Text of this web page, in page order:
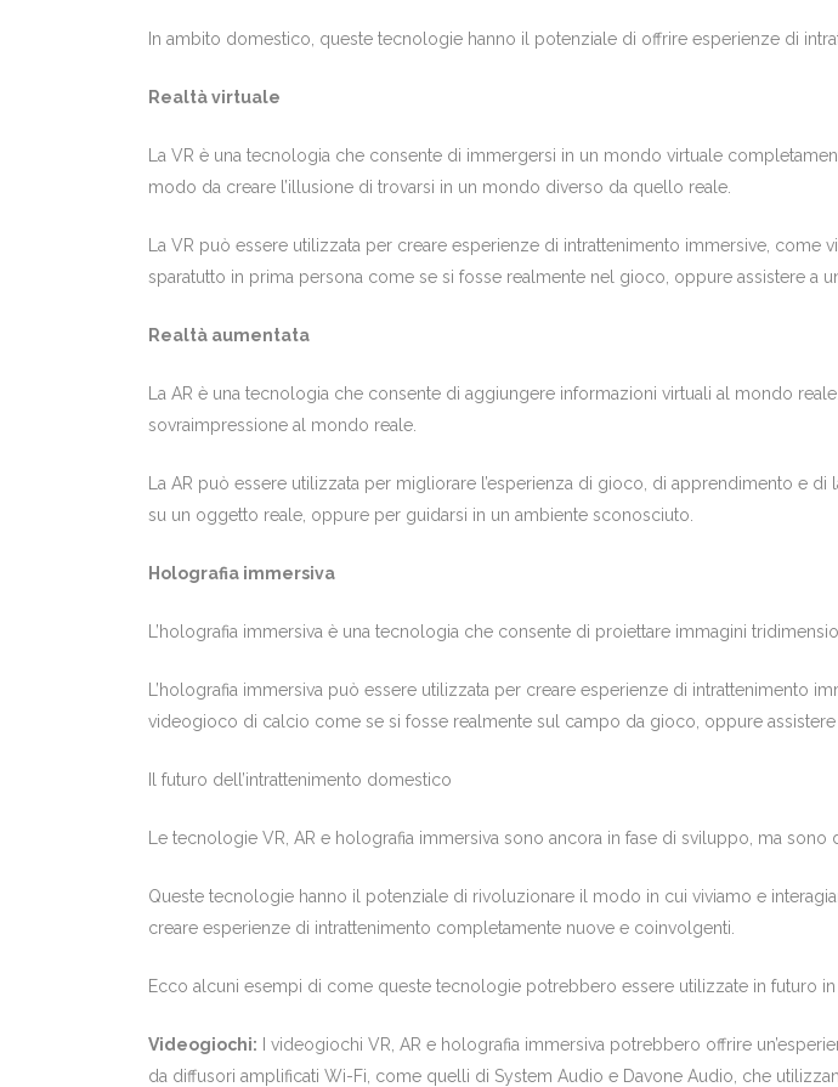
In ambito domestico, queste tecnologie hanno il potenziale di offrire esperienze di
Realtà virtuale
La VR è una tecnologia che consente di immergersi in un mondo virtuale
modo da creare l’illusione di trovarsi in un mondo diverso da quello reale.
La VR può essere utilizzata per creare esperienze di intrattenimento immersive,
sparatutto in prima persona come se si fosse realmente nel gioco, oppure assistere a
Realtà aumentata
La AR è una tecnologia che consente di aggiungere informazioni virtuali al mondo
sovraimpressione al mondo reale.
La AR può essere utilizzata per migliorare l’esperienza di gioco, di apprendimento e
su un oggetto reale, oppure per guidarsi in un ambiente sconosciuto.
Holografia immersiva
L’holografia immersiva è una tecnologia che consente di proiettare immagini
L’holografia immersiva può essere utilizzata per creare esperienze di
videogioco di calcio come se si fosse realmente sul campo da gioco, oppure
Il futuro dell’intrattenimento domestico
Le tecnologie VR, AR e holografia immersiva sono ancora in fase di sviluppo, ma
Queste tecnologie hanno il potenziale di rivoluzionare il modo in cui viviamo e
creare esperienze di intrattenimento completamente nuove e coinvolgenti.
Ecco alcuni esempi di come queste tecnologie potrebbero essere utilizzate in futuro
Videogiochi: I videogiochi VR, AR e holografia immersiva potrebbero offrire
da diffusori amplificati Wi-Fi, come quelli di System Audio e Davone Audio, che